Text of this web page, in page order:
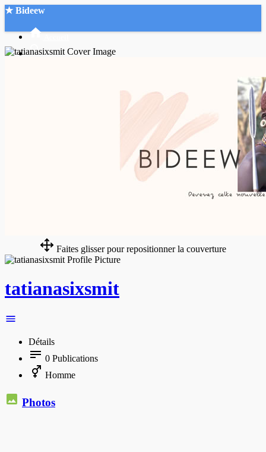
★ Bideew
Faites glisser pour repositionner la couverture
tatianasixsmit
Détails
0 Publications
Homme
Photos